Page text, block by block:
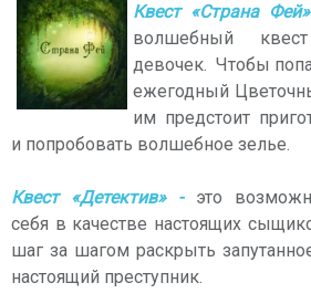
Квест «Страна Фей»
волшебный
девочек. Чтобы
ежегодный
им предстоит
и попробовать волшебное зелье.
Квест «Детектив» -это
себя в качестве настоящих
шаг за шагом раскрыть
настоящий преступник.